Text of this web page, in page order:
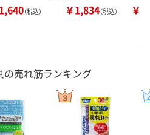
（税込） ￥1,834（税込） ￥
の売れ筋ランキング